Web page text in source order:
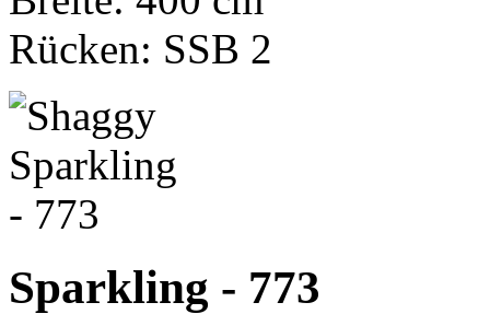
Rücken: SSB 2
Sparkling - 773